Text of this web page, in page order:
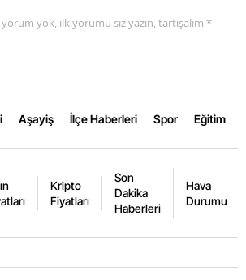
yok, ilk yorumu siz yazın, tartışalım *
Aşayiş İlçe Haberleri Spor Eğitim
Kripto
Fiyatları
Son
Dakika
Haberleri
Hava
Durumu